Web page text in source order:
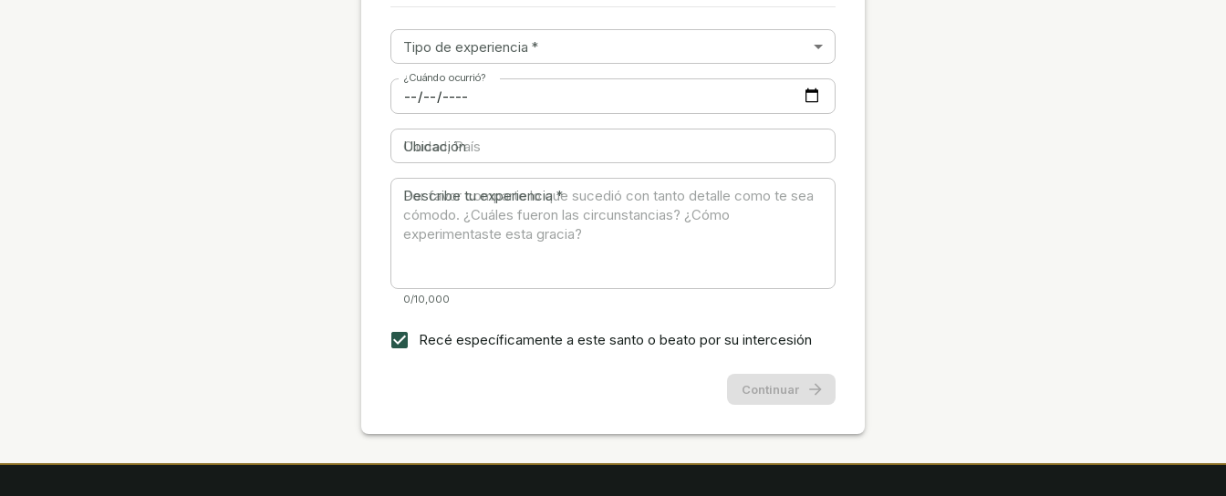
Tipo de experiencia *
¿Cuándo ocurrió?
Ubicación
Describe tu experiencia *
0/10,000
Recé específicamente a este santo o beato por su intercesión
Continuar